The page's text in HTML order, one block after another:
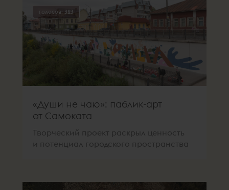
голосов: 323
«Души не чаю»: паблик-арт
от Самоката
Творческий проект раскрыл ценность
и потенциал городского пространства